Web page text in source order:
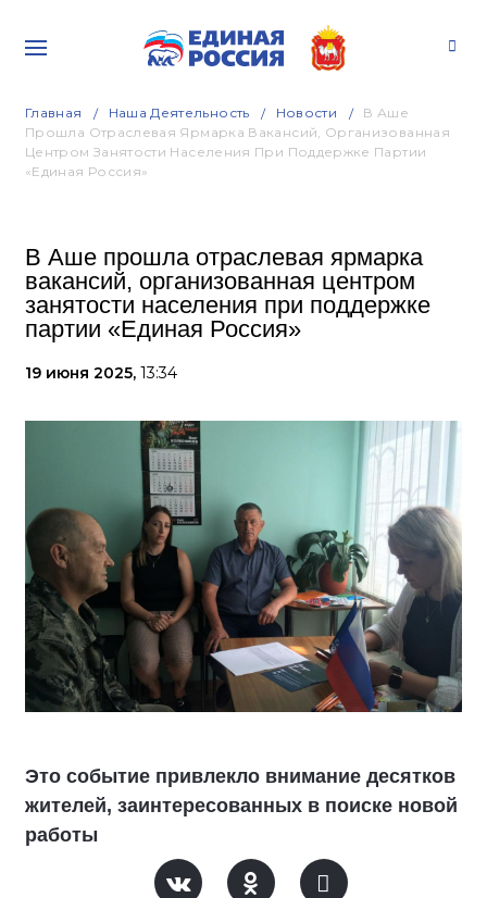
Главная Наша Деятельность Новости
В Аше
Прошла Отраслевая Ярмарка Вакансий, Организованная
Центром Занятости Населения При Поддержке Партии
«Единая Россия»
В Аше прошла отраслевая ярмарка
вакансий, организованная центром
занятости населения при поддержке
партии «Единая Россия»
19 июня 2025, 13:34
Это событие привлекло внимание десятков
жителей, заинтересованных в поиске новой
работы